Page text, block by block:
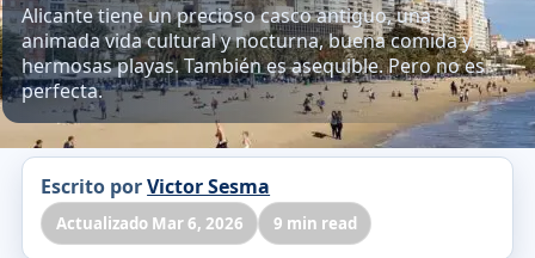
Alicante tiene un precioso casco antiguo, una
animada vida cultural y nocturna, buena comida y
hermosas playas. También es asequible. Pero no es
perfecta.
Escrito porVictor Sesma
Actualizado Mar 6, 2026 9 min read